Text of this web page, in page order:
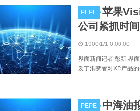
PEPE
苹果
公司紧抓时
1900/1/1 0:00:00
界面新闻记者|彭新 界
发了消费者对XR产品
PEPE
中海油